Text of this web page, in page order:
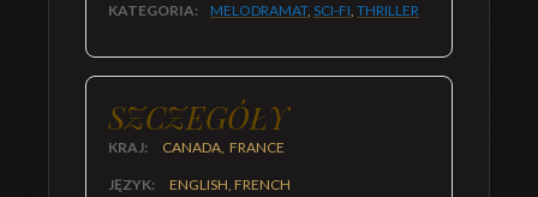
KATEGORIA: MELODRAMAT, SCI-FI, THRILLER
SZCZEGÓŁY
KRAJ: CANADA, FRANCE
JĘZYK: ENGLISH, FRENCH